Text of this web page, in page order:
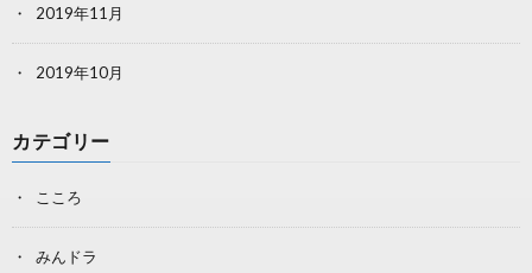
2019年11月
2019年10月
カテゴリー
こころ
みんドラ